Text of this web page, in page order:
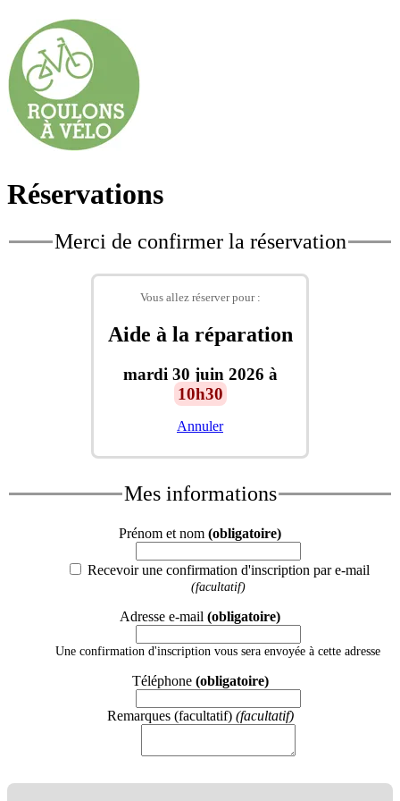
Réservations
Merci de confirmer la réservation
Vous allez réserver pour :
Aide à la réparation
mardi 30 juin 2026 à
10h30
Annuler
Mes informations
Prénom et nom (obligatoire)
Recevoir une confirmation d'inscription par e-mail
(facultatif)
Adresse e-mail (obligatoire)
Une confirmation d'inscription vous sera envoyée à cette adresse
Téléphone (obligatoire)
Remarques (facultatif) (facultatif)